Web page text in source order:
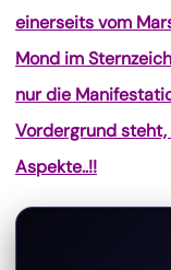
einerseits vom
Mond im
nur die
Vordergrund
Aspekte..!!